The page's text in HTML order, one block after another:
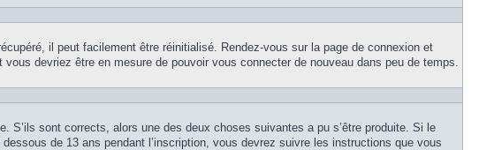
il peut facilement être réinitialisé. Rendez-vous sur la page de connexion et
devriez être en mesure de pouvoir vous connecter de nouveau dans peu de temps.
S’ils sont corrects, alors une des deux choses suivantes a pu s’être produite. Si le
de 13 ans pendant l’inscription, vous devrez suivre les instructions que vous